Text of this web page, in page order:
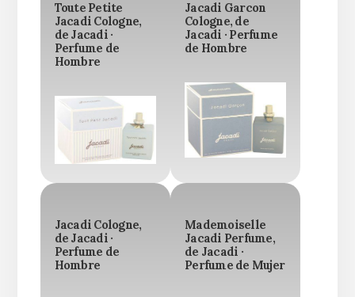
Toute Petite
Jacadi Cologne,
de Jacadi ·
Perfume de
Hombre
Jacadi Garcon
Cologne, de
Jacadi · Perfume
de Hombre
Jacadi Cologne,
de Jacadi ·
Perfume de
Hombre
Mademoiselle
Jacadi Perfume,
de Jacadi ·
Perfume de Mujer